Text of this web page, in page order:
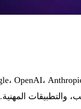
والتطبيقات المهنية.